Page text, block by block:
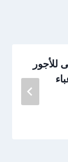
للأجور